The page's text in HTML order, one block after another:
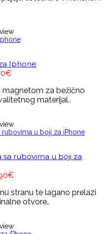
Iphone
magnetom za bežično
materijal..
rubovima u boji za
stranu te lagano prelazi
otvore..